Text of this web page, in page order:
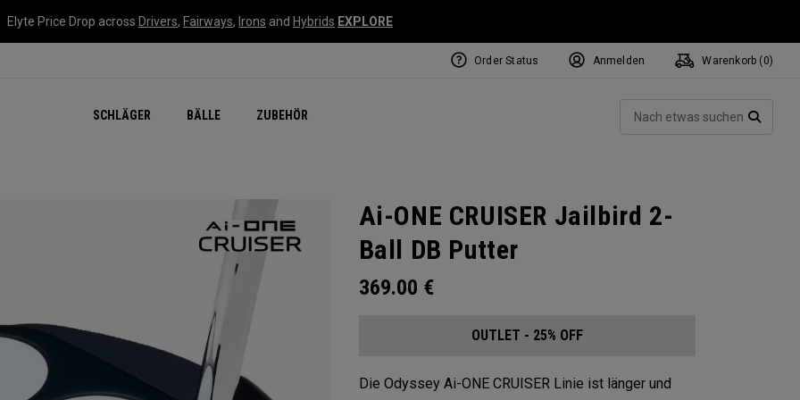
Elyte Price Drop across Drivers, Fairways, Irons and Hybrids EXPLORE
SCHLÄGER BÄLLE ZUBEHÖR
Order Status Anmelden Warenkorb ( 0)
Ai-ONE CRUISER Jailbird 2-
Ball DB Putter
369.00 €
OUTLET - 25% OFF
Die Odyssey Ai-ONE CRUISER Linie ist länger und